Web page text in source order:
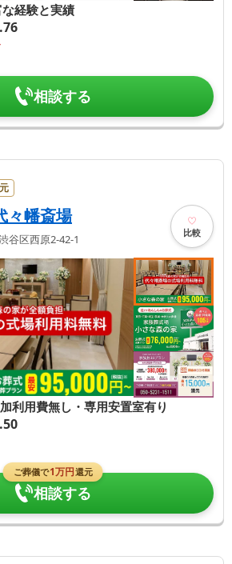
経験と実績
相談する
々幡斎場
谷区西原2-42-1 比較
利用費無し・専用安置室有り
ご葬儀で1万円還元
相談する